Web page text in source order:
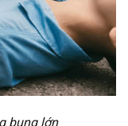
bụng lớn